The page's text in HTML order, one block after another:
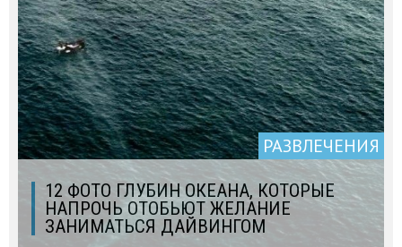
РАЗВЛЕЧЕНИЯ
12 ФОТО ГЛУБИН ОКЕАНА, КОТОРЫЕ
НАПРОЧЬ ОТОБЬЮТ ЖЕЛАНИЕ
ЗАНИМАТЬСЯ ДАЙВИНГОМ